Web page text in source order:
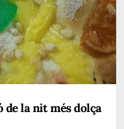
la nit més dolça